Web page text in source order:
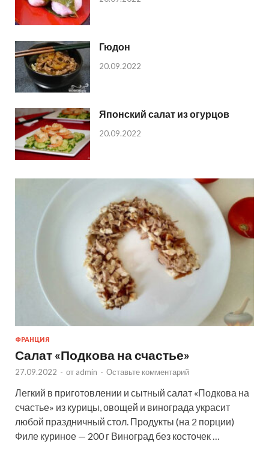
Гюдон
20.09.2022
Японский салат из огурцов
20.09.2022
ФРАНЦИЯ
Салат «Подкова на счастье»
27.09.2022 - от admin - Оставьте комментарий
Легкий в приготовлении и сытный салат «Подкова на
счастье» из курицы, овощей и винограда украсит
любой праздничный стол. Продукты (на 2 порции)
Филе куриное — 200 г Виноград без косточек …